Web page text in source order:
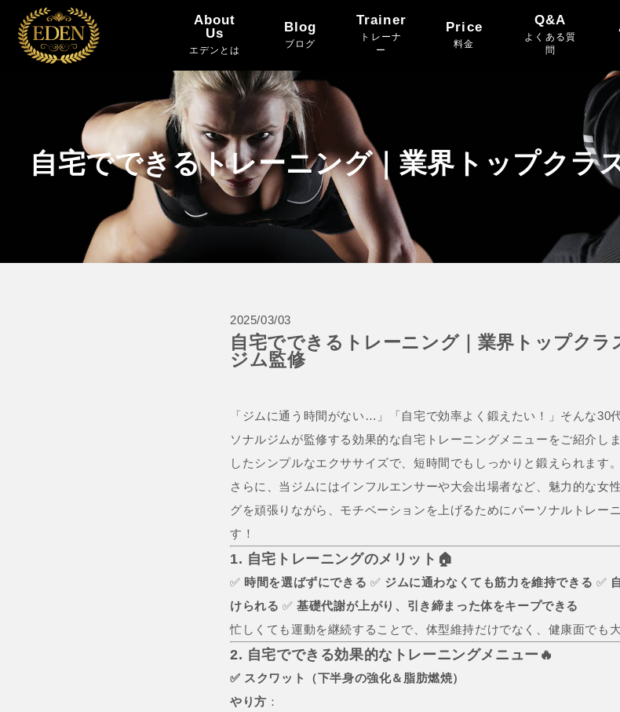
About
Us
エデンとは
Blog
ブログ
Trainer
トレーナ
ー
Price
料金
Q&A
よくある質
問
自宅でできるトレーニング｜業界トップクラ
2025/03/03
自宅でできるトレーニング｜業界トップクラ
ジム監修
「ジムに通う時間がない…」「自宅で効率よく鍛えたい！」そんな30
ソナルジムが監修する効果的な自宅トレーニングメニューをご紹介し
したシンプルなエクササイズで、短時間でもしっかりと鍛えられます。
さらに、当ジムにはインフルエンサーや大会出場者など、魅力的な女
グを頑張りながら、モチベーションを上げるためにパーソナルトレー
す！
1. 自宅トレーニングのメリット🏠
✅ 時間を選ばずにできる ✅ ジムに通わなくても筋力を維持できる ✅
けられる ✅基礎代謝が上がり、引き締まった体をキープできる
忙しくても運動を継続することで、体型維持だけでなく、健康面でも
2. 自宅でできる効果的なトレーニングメニュー🔥
✅ スクワット（下半身の強化＆脂肪燃焼）
やり方 ：